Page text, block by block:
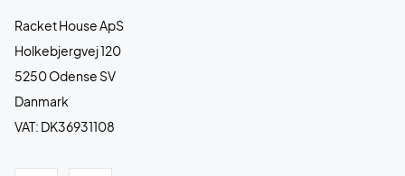
Racket House ApS
Holkebjergvej 120
5250 Odense SV
Danmark
VAT: DK36931108